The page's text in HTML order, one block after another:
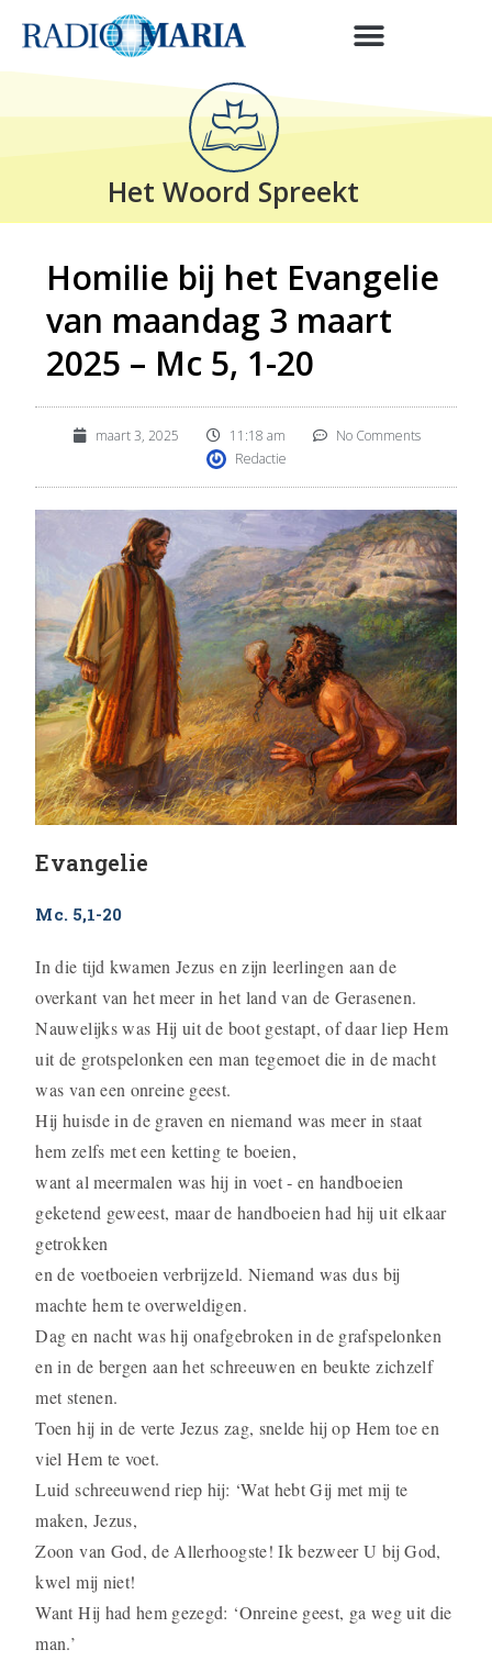
Het Woord Spreekt
Homilie bij het Evangelie
van maandag 3 maart
2025 – Mc 5, 1-20
maart 3, 2025 11:18 am
No Comments
Redactie
Evangelie
Mc. 5,1-20
In die tijd kwamen Jezus en zijn leerlingen aan de
overkant van het meer in het land van de Gerasenen.
Nauwelijks was Hij uit de boot gestapt, of daar liep Hem
uit de grotspelonken een man tegemoet die in de macht
was van een onreine geest.
Hij huisde in de graven en niemand was meer in staat
hem zelfs met een ketting te boeien,
want al meermalen was hij in voet ‑ en handboeien
geketend geweest, maar de handboeien had hij uit elkaar
getrokken
en de voetboeien verbrijzeld. Niemand was dus bij
machte hem te overweldi­gen.
Dag en nacht was hij onafgebroken in de grafspe­lonken
en in de bergen aan het schreeuwen en beukte zichzelf
met stenen.
Toen hij in de verte Jezus zag, snelde hij op Hem toe en
viel Hem te voet.
Luid schreeuwend riep hij: ‘Wat hebt Gij met mij te
maken, Jezus,
Zoon van God, de Allerhoogste! Ik bezweer U bij God,
kwel mij niet!
Want Hij had hem gezegd: ‘Onreine geest, ga weg uit die
man.’